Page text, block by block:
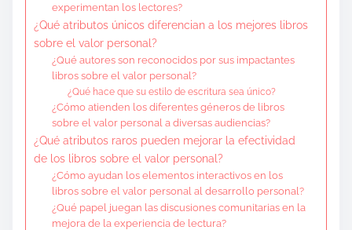
experimentan los lectores?
¿Qué atributos únicos diferencian a los mejores libros
sobre el valor personal?
¿Qué autores son reconocidos por sus impactantes
libros sobre el valor personal?
¿Qué hace que su estilo de escritura sea único?
¿Cómo atienden los diferentes géneros de libros
sobre el valor personal a diversas audiencias?
¿Qué atributos raros pueden mejorar la efectividad
de los libros sobre el valor personal?
¿Cómo ayudan los elementos interactivos en los
libros sobre el valor personal al desarrollo personal?
¿Qué papel juegan las discusiones comunitarias en la
mejora de la experiencia de lectura?